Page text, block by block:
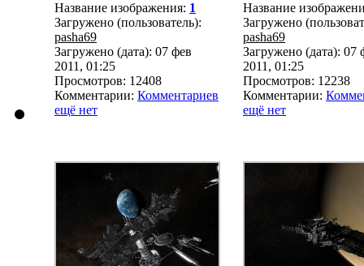
Название изображения: 1
Загружено (пользователь):
pasha69
Загружено (дата): 07 фев
2011, 01:25
Просмотров: 12408
Комментарии: Комментариев
ещё нет
Название
Загружено
pasha69
Загружено (дата): 07
2011, 01:25
Просмотров: 12238
Комментарии:
ещё нет